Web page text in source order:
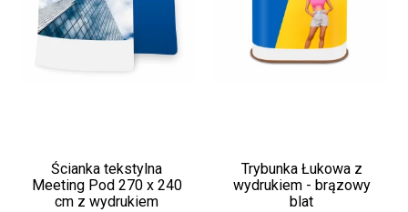
Ścianka tekstylna
Meeting Pod 270 x 240
cm z wydrukiem
Trybunka Łukowa z
wydrukiem - brązowy
blat